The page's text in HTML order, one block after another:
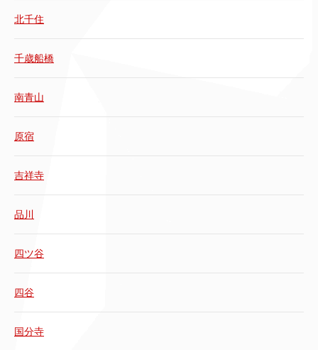
北千住
千歳船橋
南青山
原宿
吉祥寺
品川
四ツ谷
四谷
国分寺